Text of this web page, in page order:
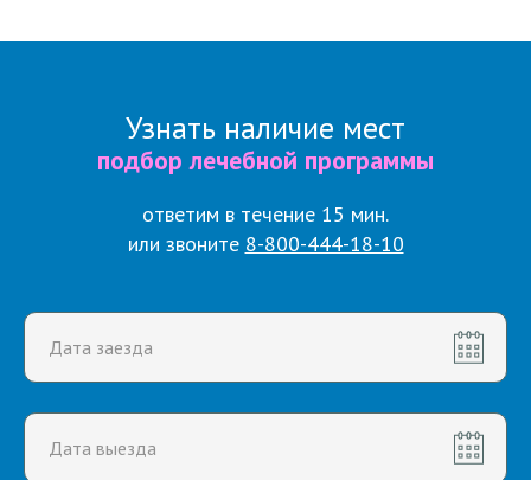
Узнать наличие мест
подбор лечебной программы
ответим в течение 15 мин.
или звоните 8-800-444-18-10